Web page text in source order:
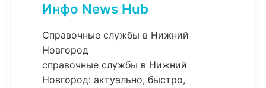
Инфо News Hub
Справочные службы в Нижний
Новгород
справочные службы в Нижний
Новгород: актуально, быстро,